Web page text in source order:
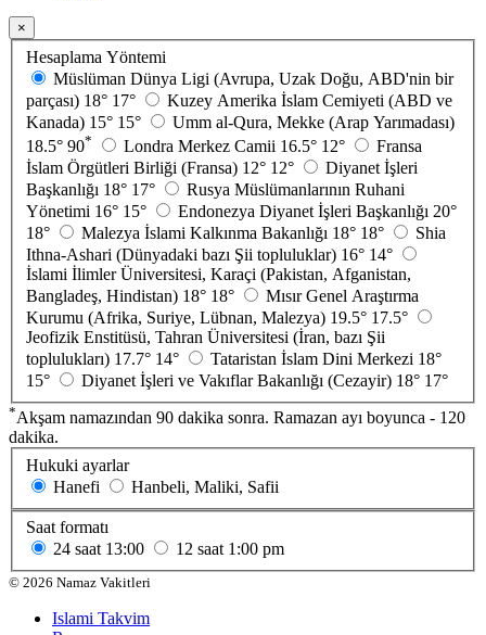
×
Hesaplama Yöntemi
Müslüman Dünya Ligi (Avrupa, Uzak Doğu, ABD'nin bir
parçası) 18° 17°
Kuzey Amerika İslam Cemiyeti (ABD ve
Kanada) 15° 15°
Umm al-Qura, Mekke (Arap Yarımadası)
18.5° 90* Londra Merkez Camii 16.5° 12°
Fransa
İslam Örgütleri Birliği (Fransa) 12° 12°
Diyanet İşleri
Başkanlığı 18° 17°
Rusya Müslümanlarının Ruhani
Yönetimi 16° 15° Endonezya Diyanet İşleri Başkanlığı 20°
18°
Malezya İslami Kalkınma Bakanlığı 18° 18°
Shia
Ithna-Ashari (Dünyadaki bazı Şii topluluklar) 16° 14°
İslami İlimler Üniversitesi, Karaçi (Pakistan, Afganistan,
Bangladeş, Hindistan) 18° 18°
Mısır Genel Araştırma
Kurumu (Afrika, Suriye, Lübnan, Malezya) 19.5° 17.5°
Jeofizik Enstitüsü, Tahran Üniversitesi (İran, bazı Şii
toplulukları) 17.7° 14° Tataristan İslam Dini Merkezi 18°
15°
Diyanet İşleri ve Vakıflar Bakanlığı (Cezayir) 18° 17°
*Akşam namazından 90 dakika sonra. Ramazan ayı boyunca - 120
dakika.
Hukuki ayarlar
Hanefi
Hanbeli, Maliki, Safii
Saat formatı
24 saat 13:00 12 saat 1:00 pm
© 2026 Namaz Vakitleri
Islami Takvim